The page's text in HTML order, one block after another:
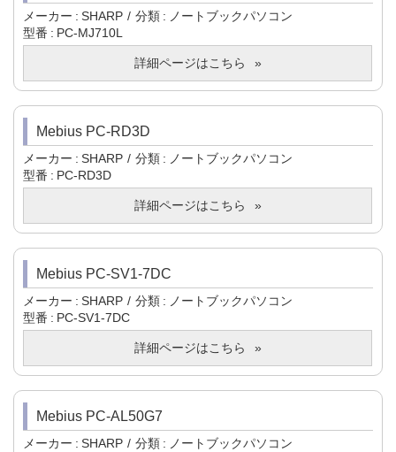
メーカー SHARP 分類
ノートブックパソコン
型番
PC-MJ710L
詳細ページはこちら
Mebius PC-RD3D
メーカー SHARP 分類
ノートブックパソコン
型番
PC-RD3D
詳細ページはこちら
Mebius PC-SV1-7DC
メーカー SHARP 分類
ノートブックパソコン
型番
PC-SV1-7DC
詳細ページはこちら
Mebius PC-AL50G7
メーカー SHARP 分類
ノートブックパソコン